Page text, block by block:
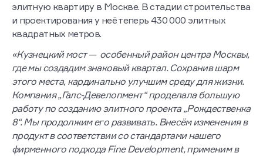
элитную квартиру в Москве. В стадии строительства
и проектирования у неё теперь 430 000 элитных
квадратных метров.
«Кузнецкий мост — особенный район центра Москвы,
где мы создадим знаковый квартал. Сохранив шарм
этого места, кардинально улучшим среду для жизни.
Компания „Галс-Девелопмент“ проделала большую
работу по созданию элитного проекта „Рождественка
8“. Мы продолжим его развивать. Внесём изменения в
продукт в соответствии со стандартами нашего
фирменного подхода Fine Development, применим в